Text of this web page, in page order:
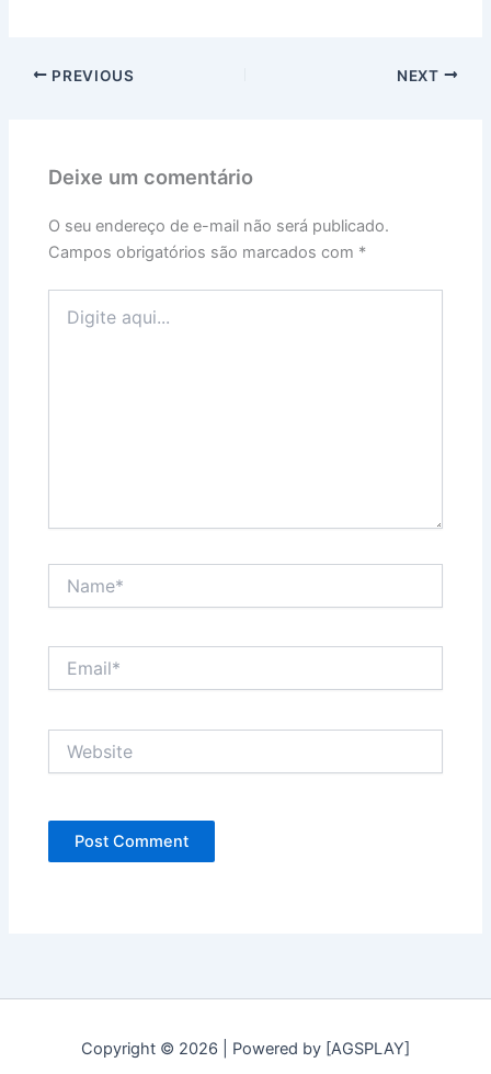
PREVIOUS NEXT
Deixe um comentário
O seu endereço de e-mail não será publicado.
Campos obrigatórios são marcados com *
aqui...
Copyright © 2026 | Powered by [AGSPLAY]